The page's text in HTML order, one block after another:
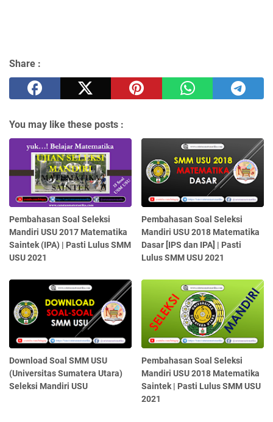
Share :
You may like these posts :
Pembahasan Soal Seleksi
Mandiri USU 2017 Matematika
Saintek (IPA) | Pasti Lulus SMM
USU 2021
Pembahasan Soal Seleksi
Mandiri USU 2018 Matematika
Dasar [IPS dan IPA] | Pasti
Lulus SMM USU 2021
Download Soal SMM USU
(Universitas Sumatera Utara)
Seleksi Mandiri USU
Pembahasan Soal Seleksi
Mandiri USU 2018 Matematika
Saintek | Pasti Lulus SMM USU
2021